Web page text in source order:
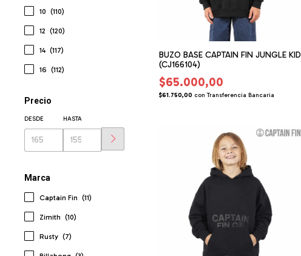
10 (110)
12 (120)
14 (117)
16 (112)
Precio
DESDE HASTA
Marca
Captain Fin (11)
Zimith (10)
Rusty (7)
BUZO BASE CAPTAIN FIN JUNGLE KID
(CJ166104)
$65.000,00
$61.750,00 con Transferencia Bancaria